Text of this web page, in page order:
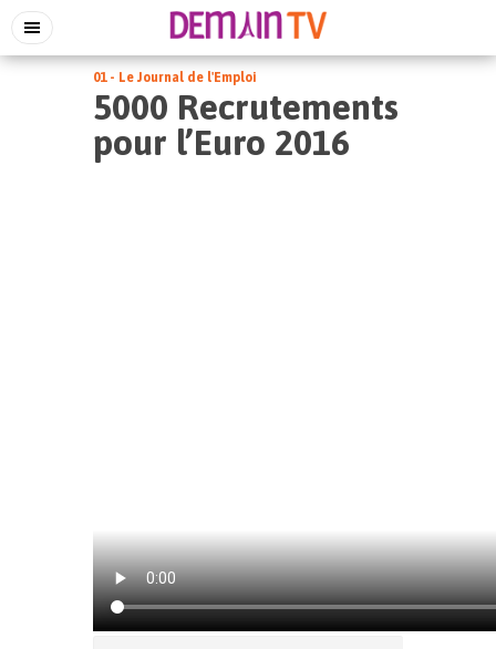
01 - Le Journal de l'Emploi
5000 Recrutements
pour l’Euro 2016